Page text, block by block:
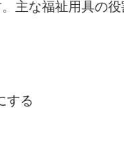
主な福祉用具の役
する